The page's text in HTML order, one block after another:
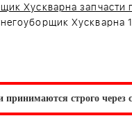
Хускварна запчасти
Хускварна
принимаются строго через